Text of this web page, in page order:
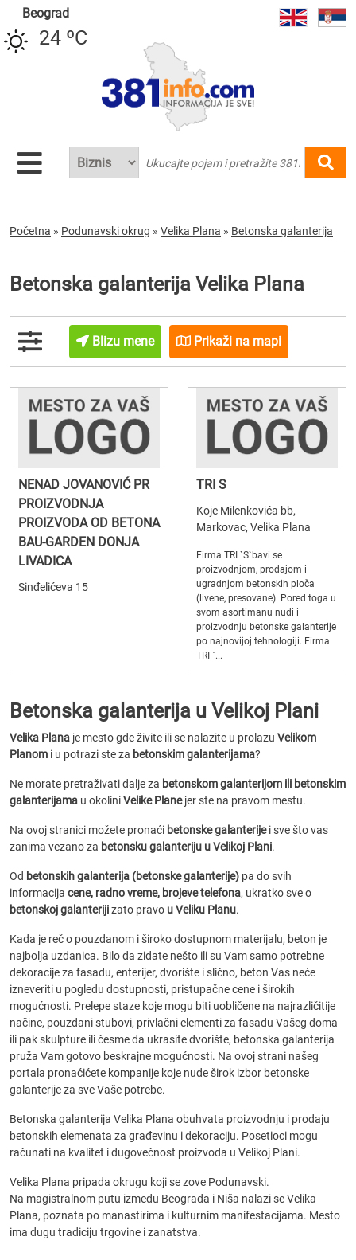
Beograd
24 ºC
Početna » Podunavski okrug » Velika Plana » Betonska galanterija
Betonska galanterija Velika Plana
Blizu mene Prikaži na mapi
NENAD JOVANOVIĆ PR
PROIZVODNJA
PROIZVODA OD BETONA
BAU-GARDEN DONJA
LIVADICA
Sinđelićeva 15
TRI S
Koje Milenkovića bb,
Markovac, Velika Plana
Firma TRI `S`bavi se
proizvodnjom, prodajom i
ugradnjom betonskih ploča
(livene, presovane). Pored toga u
svom asortimanu nudi i
proizvodnju betonske galanterije
po najnovijoj tehnologiji. Firma
TRI `...
Betonska galanterija u Velikoj Plani
Velika Plana je mesto gde živite ili se nalazite u prolazu Velikom
Planom i u potrazi ste za betonskim galanterijama?
Ne morate pretraživati dalje za betonskom galanterijom ili betonskim
galanterijama u okoliniVelike Planejer ste na pravom mestu.
Na ovoj stranici možete pronaći betonske galanterijei sve što vas
zanima vezano za betonsku galanteriju u Velikoj Plani.
Od betonskih galanterija (betonske galanterije) pa do svih
informacija cene, radno vreme, brojeve telefona, ukratko sve o
betonskoj galanterijizato pravo u Veliku Planu.
Kada je reč o pouzdanom i široko dostupnom materijalu, beton je
najbolja uzdanica. Bilo da zidate nešto ili su Vam samo potrebne
dekoracije za fasadu, enterijer, dvorište i slično, beton Vas neće
izneveriti u pogledu dostupnosti, pristupačne cene i širokih
mogućnosti. Prelepe staze koje mogu biti uobličene na najrazličitije
načine, pouzdani stubovi, privlačni elementi za fasadu Vašeg doma
ili pak skulpture ili česme da ukrasite dvorište, betonska galanterija
pruža Vam gotovo beskrajne mogućnosti. Na ovoj strani našeg
portala pronaćićete kompanije koje nude širok izbor betonske
galanterije za sve Vaše potrebe.
Betonska galanterija Velika Plana obuhvata proizvodnju i prodaju
betonskih elemenata za građevinu i dekoraciju. Posetioci mogu
računati na kvalitet i dugovečnost proizvoda u Velikoj Plani.
Velika Plana pripada okrugu koji se zove Podunavski.
Na magistralnom putu između Beograda i Niša nalazi se Velika
Plana, poznata po manastirima i kulturnim manifestacijama. Mesto
ima dugu tradiciju trgovine i zanatstva.